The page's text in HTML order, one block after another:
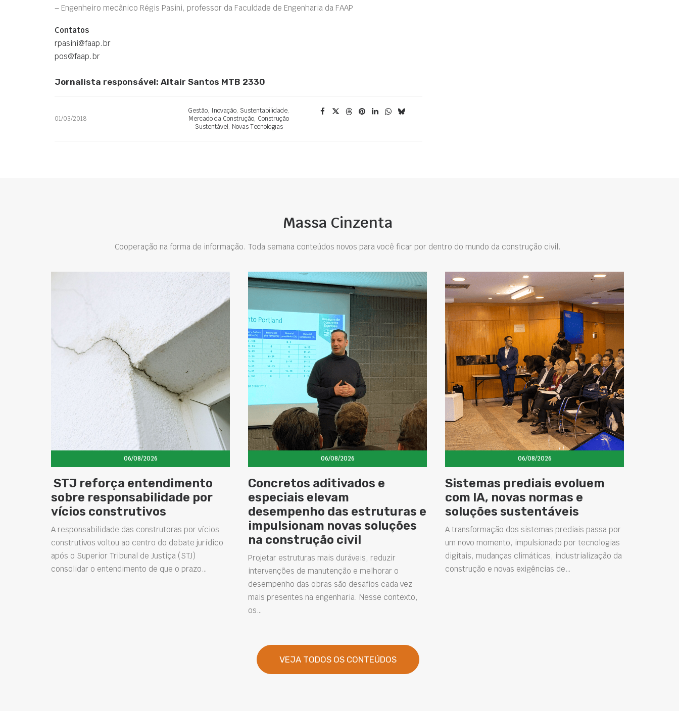
– Engenheiro mecânico Régis Pasini, professor da Faculdade de Engenharia da FAAP
Contatos
rpasini@faap.br
pos@faap.br
Jornalista responsável: Altair Santos MTB 2330
01/03/2018
Gestão, Inovação, Sustentabilidade,
Mercado da Construção, Construção
Sustentável , Novas Tecnologias
Massa Cinzenta
Cooperação na forma de informação. Toda semana conteúdos novos para você ficar por dentro do mundo da construção civil.
06/08/2026
STJ reforça entendimento
sobre responsabilidade por
vícios construtivos
A responsabilidade das construtoras por vícios
construtivos voltou ao centro do debate jurídico
após o Superior Tribunal de Justiça (STJ)
consolidar o entendimento de que o prazo…
06/08/2026
Concretos aditivados e
especiais elevam
desempenho das estruturas e
impulsionam novas soluções
na construção civil
Projetar estruturas mais duráveis, reduzir
intervenções de manutenção e melhorar o
desempenho das obras são desafios cada vez
mais presentes na engenharia. Nesse contexto,
os…
06/08/2026
Sistemas prediais evoluem
com IA, novas normas e
soluções sustentáveis
A transformação dos sistemas prediais passa por
um novo momento, impulsionado por tecnologias
digitais, mudanças climáticas, industrialização da
construção e novas exigências de…
VEJA TODOS OS CONTEÚDOS